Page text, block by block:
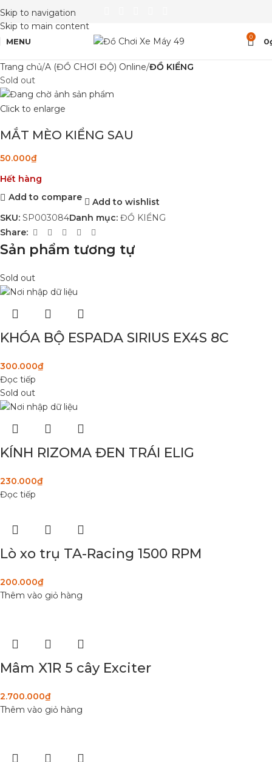
Skip to navigation
Skip to main content
MENU 0 0
Trang chủ A (ĐỒ CHƠI ĐỘ) Online ĐỒ KIỂNG
Sold out
Click to enlarge
MẮT MÈO KIỂNG SAU
50.000₫
Hết hàng
Add to compare
Add to wishlist
SKU: SP003084Danh mục: ĐỒ KIỂNG
Share:
Sản phẩm tương tự
Sold out
KHÓA BỘ ESPADA SIRIUS EX4S 8C
300.000₫
Đọc tiếp
Sold out
KÍNH RIZOMA ĐEN TRÁI ELIG
230.000₫
Đọc tiếp
Lò xo trụ TA-Racing 1500 RPM
200.000₫
Thêm vào giỏ hàng
Mâm X1R 5 cây Exciter
2.700.000₫
Thêm vào giỏ hàng